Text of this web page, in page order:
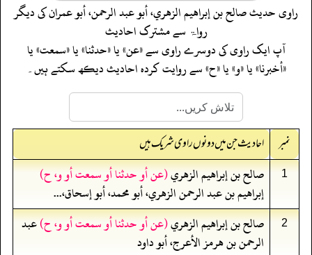
راوی حدیثصالح بن إبراهيم الزهري، أبو عبد الرحمن، أبو عمرانکی دیگر
رواۃ سے مشترک احادیث
آپ ایک راوی کی دوسرے راوی سے «عن» یا «حدثنا» یا «سمعت» یا
«أخبرنا» یا «و» یا «ح» سے روایت کردہ احادیث دیکھ سکتے ہیں۔
نمبر احادیث جن میں دونوں راوی شریک ہیں
1 صالح بن إبراهيم الزهري(عن أو حدثنا أو سمعت أو و، ح)
إبراهيم بن عبد الرحمن الزهري، أبو محمد، أبو إسحاق،...
2 صالح بن إبراهيم الزهري(عن أو حدثنا أو سمعت أو و، ح)عبد
الرحمن بن هرمز الأعرج، أبو داود